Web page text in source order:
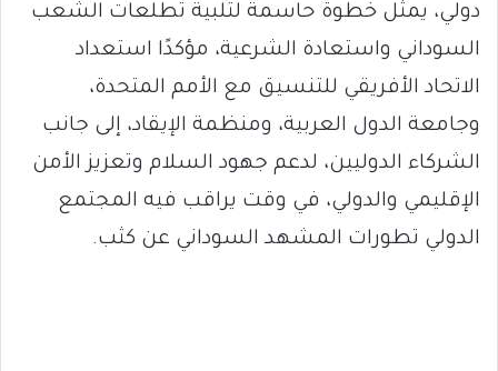
دولي، يمثل خطوة حاسمة لتلبية تطلعات الشعب
السوداني واستعادة الشرعية، مؤكدًا استعداد
الاتحاد الأفريقي للتنسيق مع الأمم المتحدة،
وجامعة الدول العربية، ومنظمة الإيقاد، إلى جانب
الشركاء الدوليين، لدعم جهود السلام وتعزيز الأمن
الإقليمي والدولي، في وقت يراقب فيه المجتمع
الدولي تطورات المشهد السوداني عن كثب.